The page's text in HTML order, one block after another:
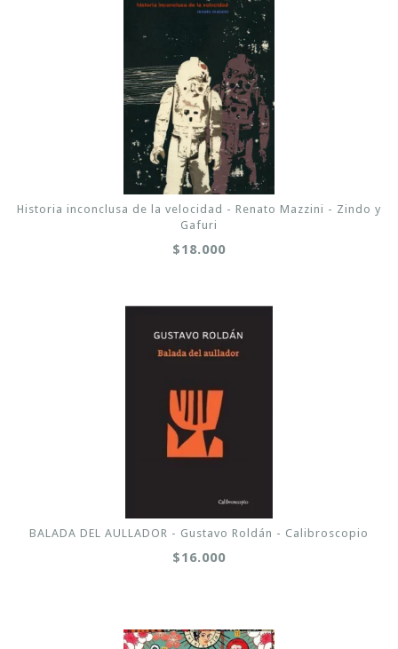
Historia inconclusa de la velocidad - Renato Mazzini - Zindo y
Gafuri
$18.000
BALADA DEL AULLADOR - Gustavo Roldán - Calibroscopio
$16.000